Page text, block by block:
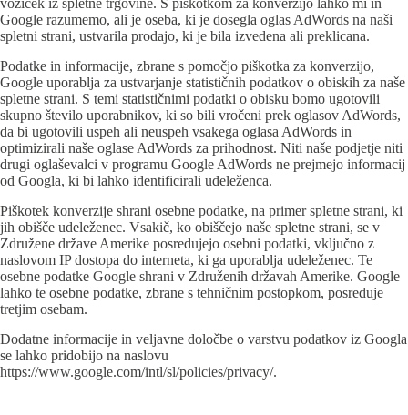
voziček iz spletne trgovine. S piškotkom za konverzijo lahko mi in
Google razumemo, ali je oseba, ki je dosegla oglas AdWords na naši
spletni strani, ustvarila prodajo, ki je bila izvedena ali preklicana.
Podatke in informacije, zbrane s pomočjo piškotka za konverzijo,
Google uporablja za ustvarjanje statističnih podatkov o obiskih za naše
spletne strani. S temi statističnimi podatki o obisku bomo ugotovili
skupno število uporabnikov, ki so bili vročeni prek oglasov AdWords,
da bi ugotovili uspeh ali neuspeh vsakega oglasa AdWords in
optimizirali naše oglase AdWords za prihodnost. Niti naše podjetje niti
drugi oglaševalci v programu Google AdWords ne prejmejo informacij
od Googla, ki bi lahko identificirali udeleženca.
Piškotek konverzije shrani osebne podatke, na primer spletne strani, ki
jih obišče udeleženec. Vsakič, ko obiščejo naše spletne strani, se v
Združene države Amerike posredujejo osebni podatki, vključno z
naslovom IP dostopa do interneta, ki ga uporablja udeleženec. Te
osebne podatke Google shrani v Združenih državah Amerike. Google
lahko te osebne podatke, zbrane s tehničnim postopkom, posreduje
tretjim osebam.
Dodatne informacije in veljavne določbe o varstvu podatkov iz Googla
se lahko pridobijo na naslovu
https://www.google.com/intl/sl/policies/privacy/.